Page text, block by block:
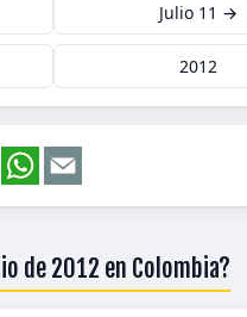
Julio 11 →
2012
de 2012 en Colombia?